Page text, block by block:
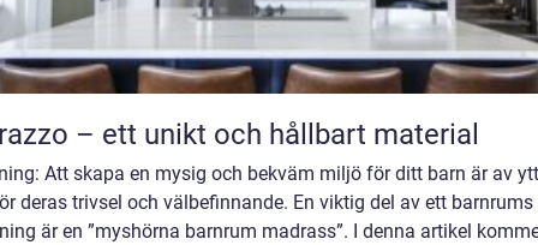
– ett unikt och hållbart material
Att skapa en mysig och bekväm miljö för ditt barn är av
deras trivsel och välbefinnande. En viktig del av ett barnrums
är en ”myshörna barnrum madrass”. I denna artikel